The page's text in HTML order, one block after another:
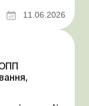
нової
У 2025
11.06.2026